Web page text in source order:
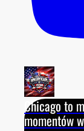
Chicago to
momentów